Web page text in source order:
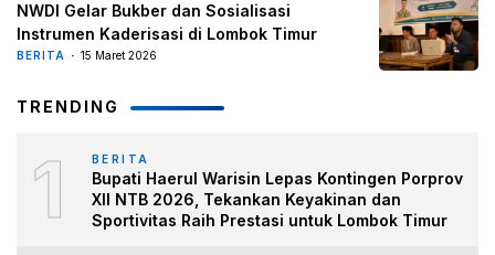
NWDI Gelar Bukber dan Sosialisasi
Instrumen Kaderisasi di Lombok Timur
BERITA 15 Maret 2026
TRENDING
1 BERITA
Bupati Haerul Warisin Lepas Kontingen Porprov
XII NTB 2026, Tekankan Keyakinan dan
Sportivitas Raih Prestasi untuk Lombok Timur